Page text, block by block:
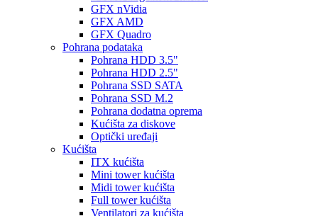
GFX nVidia
GFX AMD
GFX Quadro
Pohrana podataka
Pohrana HDD 3.5"
Pohrana HDD 2.5"
Pohrana SSD SATA
Pohrana SSD M.2
Pohrana dodatna oprema
Kućišta za diskove
Optički uređaji
Kućišta
ITX kućišta
Mini tower kućišta
Midi tower kućišta
Full tower kućišta
Ventilatori za kućišta